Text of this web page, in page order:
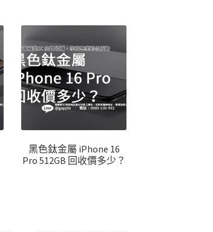
黑色鈦金屬 iPhone 16
Pro 512GB 回收價多少？